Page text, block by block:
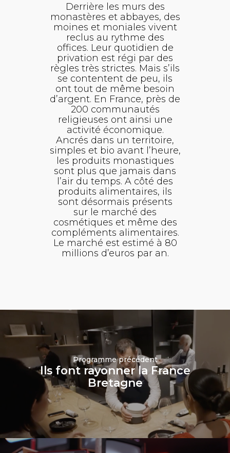
Derrière les murs des
monastères et abbayes, des
moines et moniales vivent
reclus au rythme des
offices. Leur quotidien de
privation est régi par des
règles très strictes. Mais s’ils
se contentent de peu, ils
ont tout de même besoin
d’argent. En France, près de
200 communautés
religieuses ont ainsi une
activité économique.
Ancrés dans un territoire,
simples et bio avant l’heure,
les produits monastiques
sont plus que jamais dans
l’air du temps. A côté des
produits alimentaires, ils
sont désormais présents
sur le marché des
cosmétiques et même des
compléments alimentaires.
Le marché est estimé à 80
millions d’euros par an.
Programme précédent
Ils font rayonner la France
Bretagne